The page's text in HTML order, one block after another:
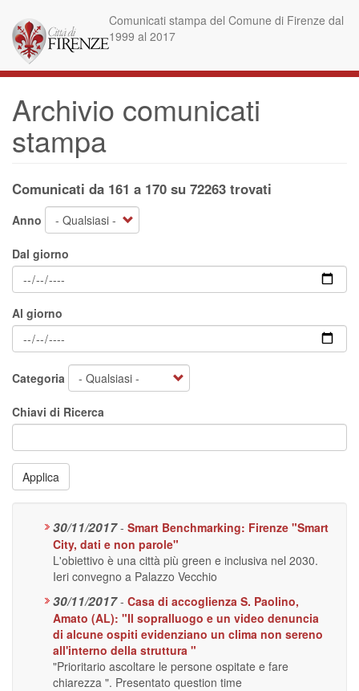
contenuto
principale
Comunicati stampa del Comune di Firenze dal
1999 al 2017
Archivio comunicati
stampa
Comunicati da 161 a 170 su 72263 trovati
Anno
Dal giorno
Al giorno
Categoria
Chiavi di Ricerca
Applica
30/11/2017 - Smart Benchmarking: Firenze "Smart
City, dati e non parole"
L'obiettivo è una città più green e inclusiva nel 2030.
Ieri convegno a Palazzo Vecchio
30/11/2017 - Casa di accoglienza S. Paolino,
Amato (AL): "Il sopralluogo e un video denuncia
di alcune ospiti evidenziano un clima non sereno
all'interno della struttura "
"Prioritario ascoltare le persone ospitate e fare
chiarezza ". Presentato question time